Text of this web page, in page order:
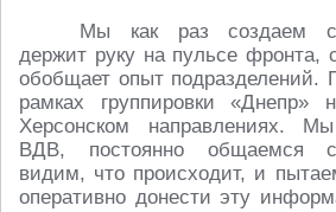
Мы как раз создаем
держит руку на пульсе фронта,
обобщает опыт подразделений.
рамках группировки «Днепр»
Херсонском направлениях.
ВДВ, постоянно общаемся с
видим, что происходит, и
оперативно донести эту